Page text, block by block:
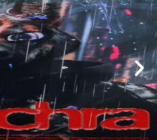
2.0
annonce VF
08